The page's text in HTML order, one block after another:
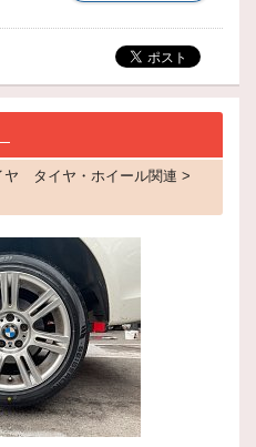
タイヤ・ホイール関連 >